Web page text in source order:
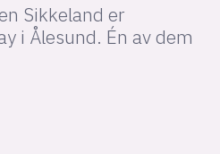
Sikkeland er
i Ålesund. Én av dem